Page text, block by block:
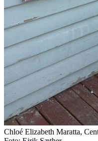
Chloé Elizabeth Maratta,